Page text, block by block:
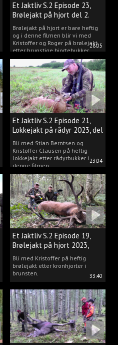
28:05
Et Jaktliv S.2 Episode 23,
Brølejakt på hjort del 2.
Brølejakt på hjort er bare heftig
og i denne filmen blir vi med
Kristoffer og Roger på brølejakt
etter brunstige hjortebukker.
23:04
Et Jaktliv S.2 Episode 21,
Lokkejakt på rådyr 2023, del
3.
Bli med Stian Berntsen og
Kristoffer Clausen på heftig
lokkejakt etter rådyrbukker i
denne filmen.
33:40
Et Jaktliv S.2 Episode 19,
Brølejakt på hjort 2023,
del.1
Bli med Kristoffer på heftig
brølejakt etter kronhjorter i
brunsten.